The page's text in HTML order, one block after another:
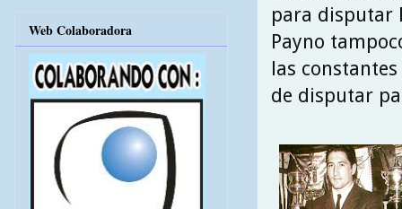
para disputar
Payno
las
de disputar
Web Colaboradora